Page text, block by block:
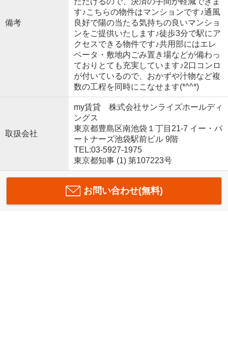
備考
す♪こちらの物件はマンションです♪通風
良好で陽の当たる気持ちの良いマンショ
ンをご提供いたします♪徒歩3分で駅にア
クセスできる物件です♪共用部にはエレ
ベータ・敷地内ごみ置き場などが備わっ
ておりとても充実しています♪2口コンロ
が付いているので、おかずや汁物など複
数の工程を同時にこなせます(*^^*)
取扱会社
my賃貸 株式会社サンライズホールディ
ングス
東京都豊島区南池袋１丁目21-7 イー・パ
ートナーズ池袋駅前ビル 9階
TEL:03-5927-1975
東京都知事 (1) 第107223号
お問い合わせ(無料)